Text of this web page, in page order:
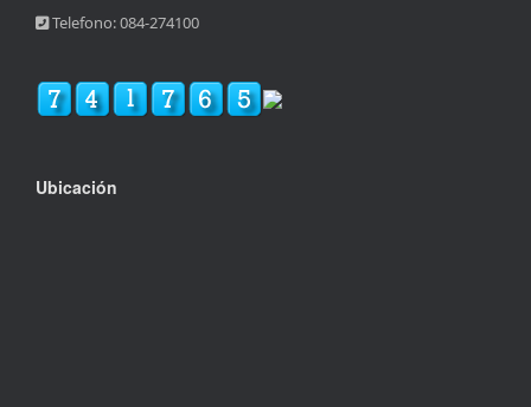
Telefono: 084-274100
Ubicación